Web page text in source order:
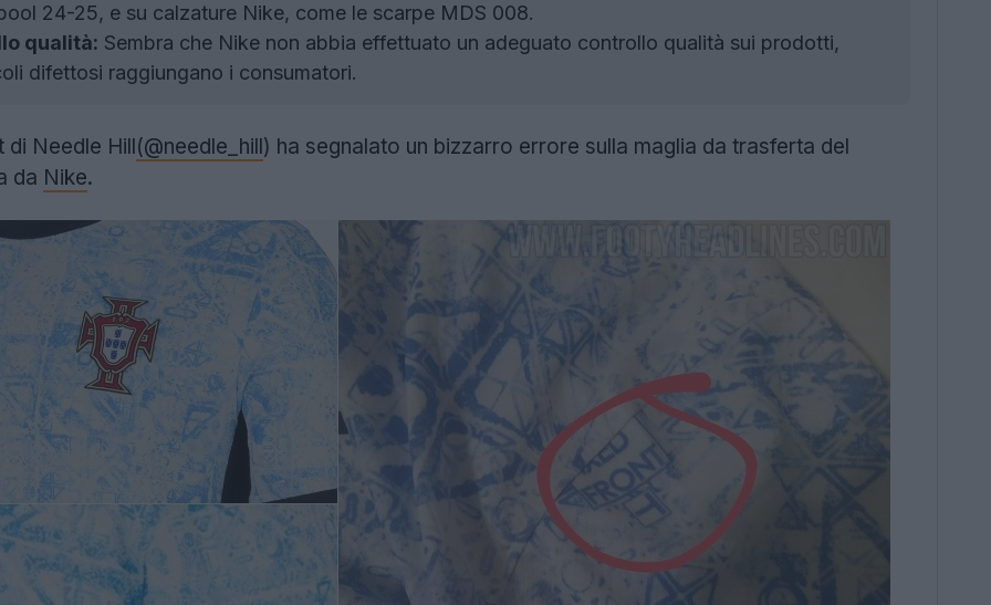
24-25, e su calzature Nike, come le scarpe MDS 008.
qualità: Sembra che Nike non abbia effettuato un adeguato controllo qualità sui prodotti,
difettosi raggiungano i consumatori.
di Needle Hill(@needle_hill) ha segnalato un bizzarro errore sulla maglia da trasferta del
da Nike.